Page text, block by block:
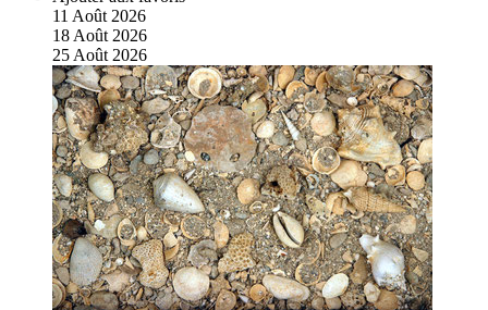
11 Août 2026
18 Août 2026
25 Août 2026